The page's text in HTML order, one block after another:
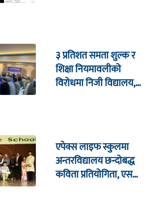
३ प्रतिशत समता शुल्क र
शिक्षा नियमावलीको
विरोधमा निजी विद्यालय,
एपेक्स लाइफ स्कुलमा
अन्तरविद्यालय छन्दोबद्ध
कविता प्रतियोगिता, एसपी